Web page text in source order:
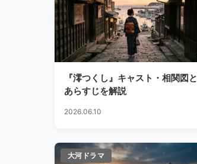
『澪つくし』キャスト・相関図と
あらすじを解説
2026.06.10
大河ドラマ